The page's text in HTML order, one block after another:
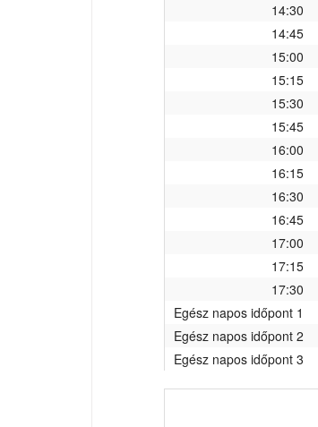
14:30
14:45
15:00
15:15
15:30
15:45
16:00
16:15
16:30
16:45
17:00
17:15
17:30
Egész napos időpont 1
Egész napos időpont 2
Egész napos időpont 3